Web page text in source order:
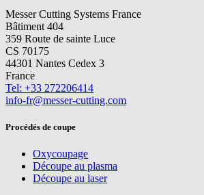
Messer Cutting Systems France
Bâtiment 404
359 Route de sainte Luce
CS 70175
44301 Nantes Cedex 3
France
Tel: +33 272206414
info-fr@messer-cutting.com
Procédés de coupe
Oxycoupage
Découpe au plasma
Découpe au laser